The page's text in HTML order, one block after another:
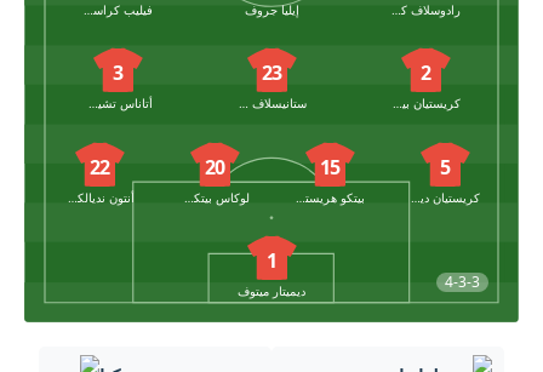
4-3-3
رادوسلاف كيريلوف إيليا جروف فيليب كراستيف
2
كريستيان بيتروف
23
ستانيسلاف شوبوف
3
أتاناس تشيرنيف
5
15
20
22
1
ديميتار ميتوف